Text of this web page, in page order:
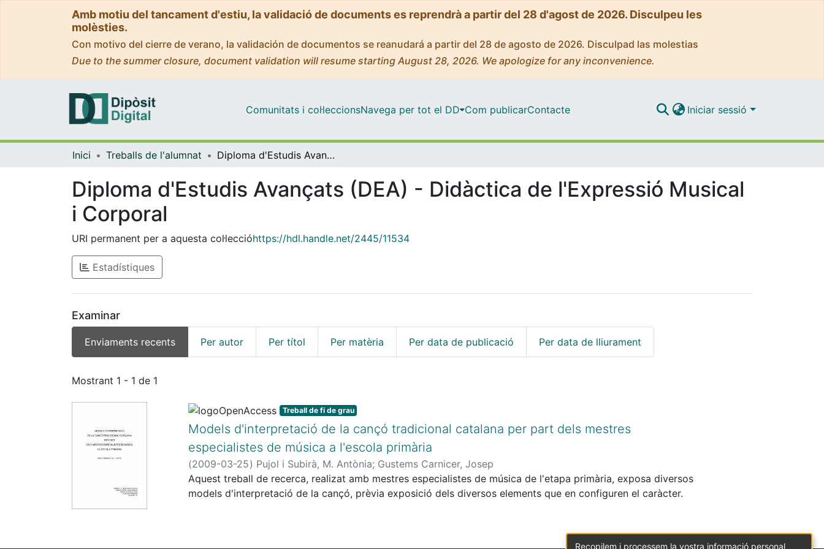
Amb motiu del tancament d'estiu, la validació de documents es reprendrà a partir del 28 d'agost de 2026. Disculpeu les
molèsties.
Con motivo del cierre de verano, la validación de documentos se reanudará a partir del 28 de agosto de 2026. Disculpad las molestias
Due to the summer closure, document validation will resume starting August 28, 2026. We apologize for any inconvenience.
Comunitats i col·leccionsNavega per tot el DD Com publicarContacte Iniciar sessió
Inici Treballs de l'alumnat Diploma d'Estudis Avançats (DEA) - Didàctica de l'Expressió Musical i Corporal
Diploma d'Estudis Avançats (DEA) - Didàctica de l'Expressió Musical
i Corporal
URI permanent per a aquesta col·leccióhttps://hdl.handle.net/2445/11534
Estadístiques
Examinar
Enviaments recents Per autor Per títol Per matèria Per data de publicació Per data de lliurament
Enviaments recents
Mostrant 1 - 1 de 1
Treball de fi de grau
Models d'interpretació de la cançó tradicional catalana per part dels mestres
especialistes de música a l'escola primària
(2009-03-25) Pujol i Subirà, M. Antònia; Gustems Carnicer, Josep
Aquest treball de recerca, realizat amb mestres especialistes de música de l'etapa primària, exposa diversos
models d'interpretació de la cançó, prèvia exposició dels diversos elements que en configuren el caràcter.
Recopilem i processem la vostra informació personal